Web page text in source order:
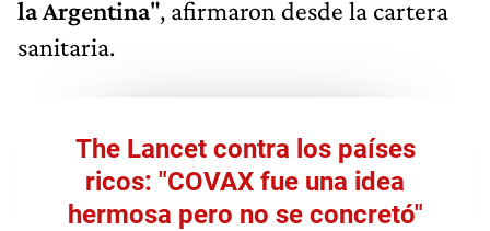
la Argentina", afirmaron desde la cartera
sanitaria.
The Lancet contra los países
ricos: "COVAX fue una idea
hermosa pero no se concretó"